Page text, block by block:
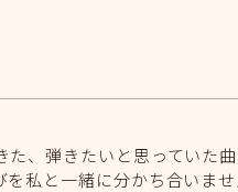
た、弾きたいと思っていた
私と一緒に分かち合いませ